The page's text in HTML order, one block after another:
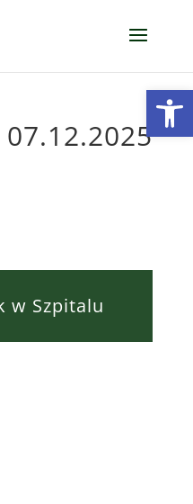
w Szpitalu